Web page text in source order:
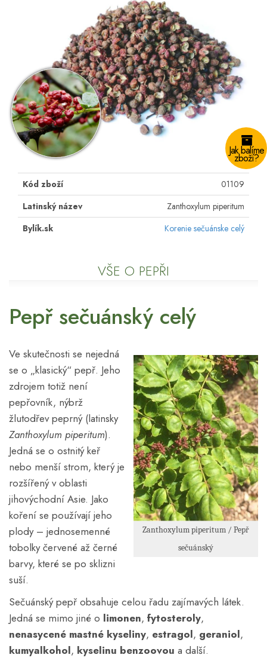
Jak balíme
zboží?
Kód zboží
01109
Latinský název
Zanthoxylum piperitum
Bylík.sk
Korenie sečuánske celý
VŠE O PEPŘI
Pepř sečuánský celý
Zanthoxylum piperitum / Pepř
sečuánský
Ve skutečnosti se nejedná
se o „klasický“ pepř. Jeho
zdrojem totiž není
pepřovník, nýbrž
žlutodřev peprný (latinsky
Zanthoxylum piperitum).
Jedná se o ostnitý keř
nebo menší strom, který je
rozšířený v oblasti
jihovýchodní Asie. Jako
koření se používají jeho
plody – jednosemenné
tobolky červené až černé
barvy, které se po sklizni
suší.
Sečuánský pepř obsahuje celou řadu zajímavých látek.
Jedná se mimo jiné o limonen, fytosteroly,
nenasycené mastné kyseliny, estragol, geraniol,
kumyalkohol, kyselinu benzoovou a další.